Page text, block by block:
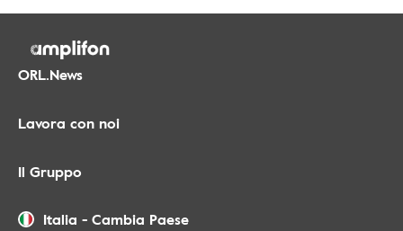
ORL.News
Lavora con noi
Il Gruppo
Italia - Cambia Paese